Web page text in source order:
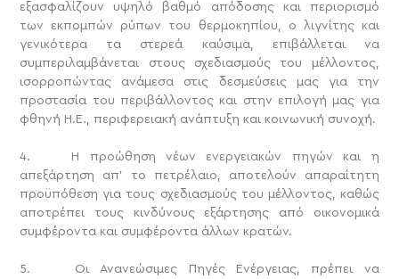
εξασφαλίζουν υψηλό βαθμό απόδοσης και περιορισμό
των εκπομπών ρύπων του θερμοκηπίου, ο λιγνίτης και
γενικότερα τα στερεά καύσιμα, επιβάλλεται να
συμπεριλαμβάνεται στους σχεδιασμούς του μέλλοντος,
ισορροπώντας ανάμεσα στις δεσμεύσεις μας για την
προστασία του περιβάλλοντος και στην επιλογή μας για
φθηνή Η.Ε., περιφερειακή ανάπτυξη και κοινωνική συνοχή.
4. Η προώθηση νέων ενεργειακών πηγών και η
απεξάρτηση απ’ το πετρέλαιο, αποτελούν απαραίτητη
προϋπόθεση για τους σχεδιασμούς του μέλλοντος, καθώς
αποτρέπει τους κινδύνους εξάρτησης από οικονομικά
συμφέροντα και συμφέροντα άλλων κρατών.
5. Οι Ανανεώσιμες Πηγές Ενέργειας, πρέπει να